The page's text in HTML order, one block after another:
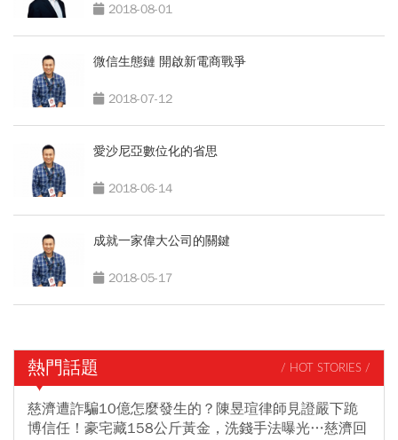
2018-08-01
微信生態鏈 開啟新電商戰爭
2018-07-12
愛沙尼亞數位化的省思
2018-06-14
成就一家偉大公司的關鍵
2018-05-17
熱門話題 / HOT STORIES /
慈濟遭詐騙10億怎麼發生的？陳昱瑄律師見證嚴下跪
博信任！豪宅藏158公斤黃金，洗錢手法曝光…慈濟回